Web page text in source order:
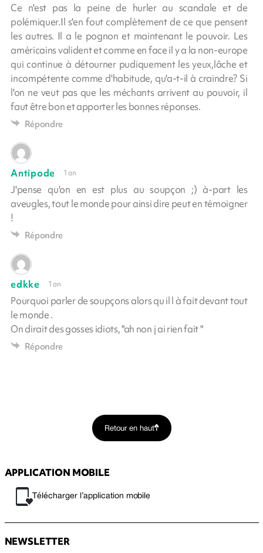
Ce n'est pas la peine de hurler au scandale et de
polémiquer.Il s'en fout complètement de ce que pensent
les autres. Il a le pognon et maintenant le pouvoir. Les
américains valident et comme en face il y a la non-europe
qui continue à détourner pudiquement les yeux,lâche et
incompétente comme d'habitude, qu'a-t-il à craindre? Si
l'on ne veut pas que les méchants arrivent au pouvoir, il
faut être bon et apporter les bonnes réponses.
Répondre
Antipode 1 an
J'pense qu'on en est plus au soupçon ;) à-part les
aveugles, tout le monde pour ainsi dire peut en témoigner
!
Répondre
edkke 1 an
Pourquoi parler de soupçons alors qu il l à fait devant tout
le monde .
On dirait des gosses idiots, "ah non j ai rien fait "
Répondre
Retour en haut
APPLICATION MOBILE
Télécharger l’application mobile
NEWSLETTER